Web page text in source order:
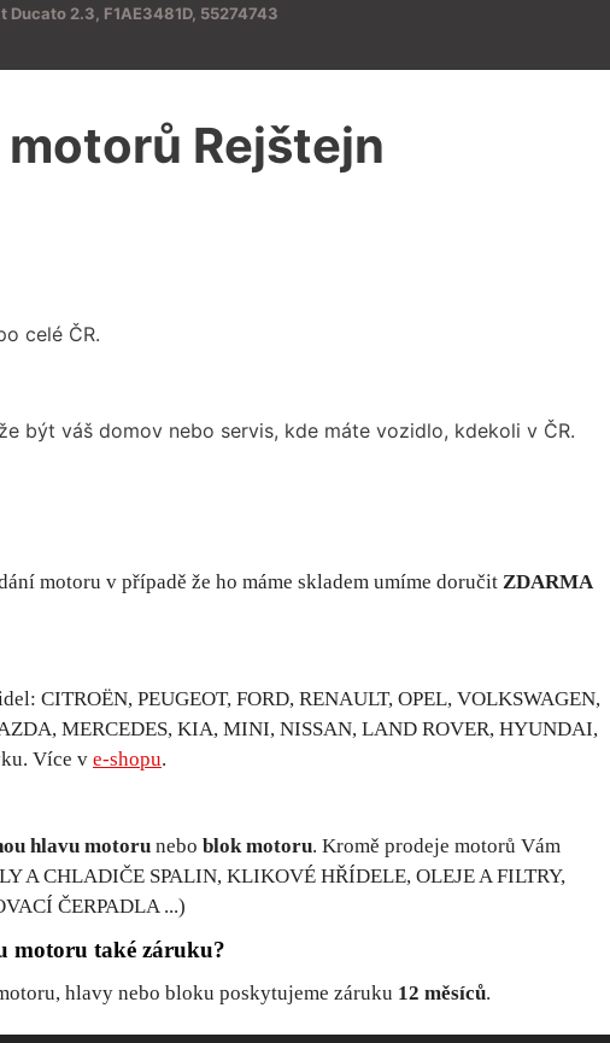
Ducato 2.3, F1AE3481D, 55274743
Rejštejn
celé ČR.
být váš domov nebo servis, kde máte vozidlo, kdekoli v ČR.
motoru v případě že ho máme skladem umíme doručit ZDARMA
CITROËN, PEUGEOT, FORD, RENAULT, OPEL, VOLKSWAGEN,
MERCEDES, KIA, MINI, NISSAN, LAND ROVER, HYUNDAI,
Více v e-shopu.
hlavu motoru nebo blok motoru. Kromě prodeje motorů Vám
A CHLADIČE SPALIN, KLIKOVÉ HŘÍDELE, OLEJE A FILTRY,
ČERPADLA ...)
motoru také záruku?
hlavy nebo bloku poskytujeme záruku 12 měsíců.